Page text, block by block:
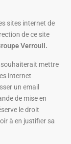
sites internet de
de ce site
Verrouil.
souhaiterait mettre
internet
un email
de mise en
le droit
à en justifier sa